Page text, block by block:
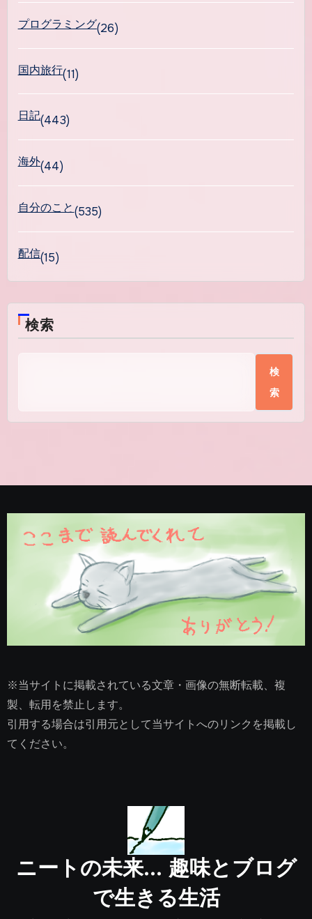
プログラミング(26)
国内旅行(11)
日記(443)
海外(44)
自分のこと(535)
配信(15)
検索
検
索
※当サイトに掲載されている文章・画像の無断転載、複
製、転用を禁止します。
引用する場合は引用元として当サイトへのリンクを掲載し
てください。
ニートの未来… 趣味とブログ
で生きる生活